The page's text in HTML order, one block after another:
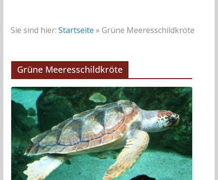
Sie sind hier: Startseite » Grüne Meeresschildkröte
Grüne Meeresschildkröte